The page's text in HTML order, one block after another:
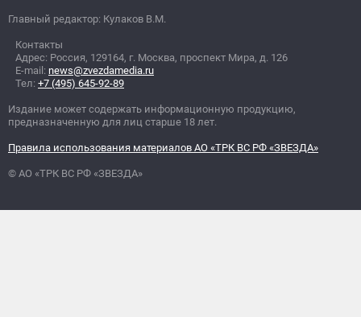
Главный редактор: Кулаков В.М.
Контакты
Адрес: Россия, 129164, г. Москва, проспект Мира, д. 126
E-mail: news@zvezdamedia.ru
Тел: +7 (495) 645-92-89
Издание может содержать информационную продукцию,
предназначенную для лиц старше 18 лет.
Правила использования материалов АО «ТРК ВС РФ «ЗВЕЗДА»
© АО «ТРК ВС РФ «ЗВЕЗДА»